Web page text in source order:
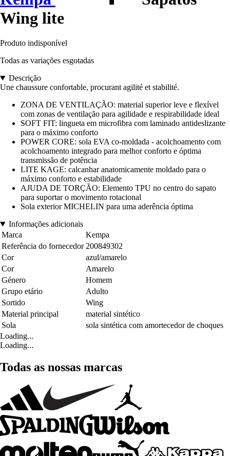
Wing lite
Produto indisponível
Todas as variações esgotadas
Descrição
Une chaussure confortable, procurant agilité et stabilité.
ZONA DE VENTILAÇÃO: material superior leve e flexível
com zonas de ventilação para agilidade e respirabilidade ideal
SOFT FIT: lingueta em microfibra com laminado antideslizante
para o máximo conforto
POWER CORE: sola EVA co-moldada - acolchoamento com
acolchoamento integrado para melhor conforto e óptima
transmissão de potência
LITE KAGE: calcanhar anatomicamente moldado para o
máximo conforto e estabilidade
AJUDA DE TORÇÃO: Elemento TPU no centro do sapato
para suportar o movimento rotacional
Sola exterior MICHELIN para uma aderência óptima
Informações adicionais
Marca
Kempa
Referência do fornecedor 200849302
Cor
azul/amarelo
Cor
Amarelo
Género
Homem
Grupo etário
Adulto
Sortido
Wing
Material principal
material sintético
Sola
sola sintética com amortecedor de choques
Loading...
Loading...
Todas as nossas marcas